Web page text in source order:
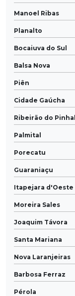
Manoel Ribas
Planalto
Bocaiuva do Sul
Balsa Nova
Piên
Cidade Gaúcha
Ribeirão do Pinhal
Palmital
Porecatu
Guaraniaçu
Itapejara d'Oeste
Moreira Sales
Joaquim Távora
Santa Mariana
Nova Laranjeiras
Barbosa Ferraz
Pérola